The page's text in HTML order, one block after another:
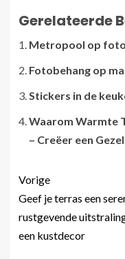
Gerelateerde
Metropool op
Fotobehang op
Stickers in de
Waarom Warmte
– Creëer een
Vorige
Geef je terras een
rustgevende
een kustdecor